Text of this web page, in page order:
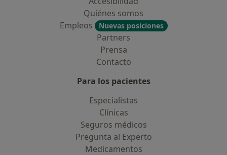
Quiénes somos
Empleos
Nuevas posiciones
Partners
Prensa
Contacto
Para los pacientes
Especialistas
Clínicas
Seguros médicos
Pregunta al Experto
Medicamentos